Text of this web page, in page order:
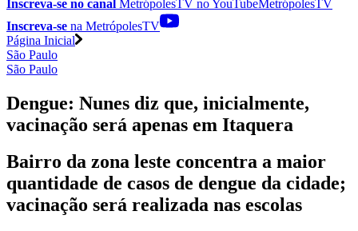
Inscreva-se no canal MetrópolesTV noYouTubeMetrópolesTV
Inscreva-se na MetrópolesTV
Página Inicial
São Paulo
São Paulo
Dengue: Nunes diz que, inicialmente,
vacinação será apenas em Itaquera
Bairro da zona leste concentra a maior
quantidade de casos de dengue da cidade;
vacinação será realizada nas escolas